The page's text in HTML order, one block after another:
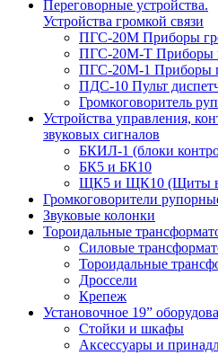
Переговорные устройства.
Устройства громкой связи
ПГС-20М Приборы
ПГС-20М-Т Приборы
ПГС-20М-1 Приборы
ПДС-10 Пульт
Громкоговоритель
Устройства управления,
звуковых сигналов
БКИЛ-1 (блоки
БК5 и БК10
ЩК5 и ЩК10 (Щиты
Громкоговорители
Звуковые колонки
Тороидальные
Силовые
Тороидальные
Дроссели
Крепеж
Установочное 19”
Стойки и шкафы
Аксессуары и